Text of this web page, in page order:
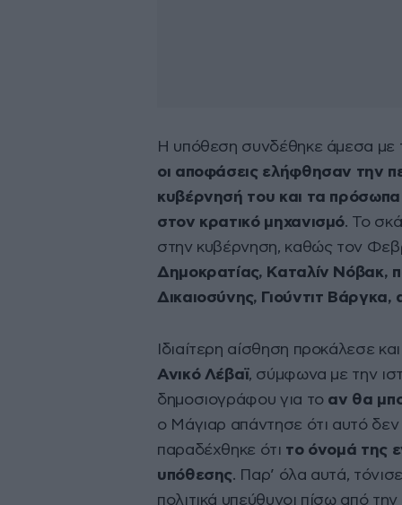
Η υπόθεση συνδέθηκε άμεσα με
οι αποφάσεις ελήφθησαν την
κυβέρνησή του και τα πρόσωπα
στον κρατικό μηχανισμό. Το
στην κυβέρνηση, καθώς τον
Δημοκρατίας, Καταλίν Νόβακ,
Δικαιοσύνης, Γιούντιτ
Ιδιαίτερη αίσθηση προκάλεσε και
Ανικό Λέβαϊ, σύμφωνα με την
δημοσιογράφου για το αν θα
ο Μάγιαρ απάντησε ότι αυτό
παραδέχθηκε ότι το όνομά της
υπόθεσης. Παρ’ όλα αυτά,
πολιτικά υπεύθυνοι πίσω από